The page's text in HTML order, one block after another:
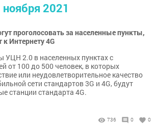
2021
проголосовать за населенные пункты,
Интернету 4G
УЦН 2.0 в населенных пунктах с
от 100 до 500 человек, в которых
или неудовлетворительное качество
сети стандартов 3G и 4G, будут
станции стандарта 4G.
736 0 0